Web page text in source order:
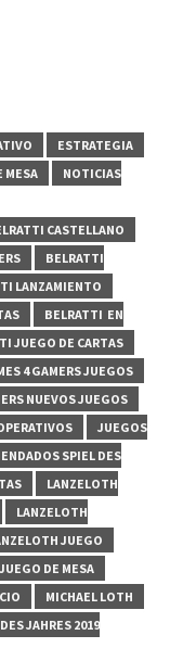
ESTRATEGIA
MESA
NOTICIAS
CASTELLANO
BELRATTI
LANZAMIENTO
BELRATTI EN
JUEGO DE CARTAS
4 GAMERS JUEGOS
NUEVOS JUEGOS
JUEGOS
SPIEL DES
LANZELOTH
LANZELOTH
JUEGO
DE MESA
MICHAEL LOTH
JAHRES 2019